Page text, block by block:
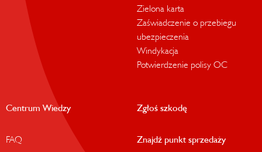
Zielona karta
Zaświadczenie o przebiegu
ubezpieczenia
Windykacja
Potwierdzenie polisy OC
Centrum Wiedzy
FAQ
Zgłoś szkodę
Znajdź punkt sprzedaży